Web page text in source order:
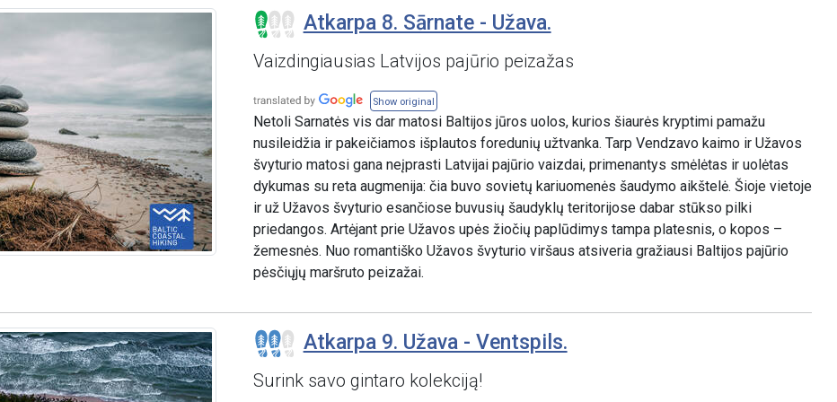
Atkarpa 8. Sārnate - Užava.
Vaizdingiausias Latvijos pajūrio peizažas
Show original
Netoli Sarnatės vis dar matosi Baltijos jūros uolos, kurios šiaurės kryptimi pamažu
nusileidžia ir pakeičiamos išplautos foredunių užtvanka. Tarp Vendzavo kaimo ir Užavos
švyturio matosi gana neįprasti Latvijai pajūrio vaizdai, primenantys smėlėtas ir uolėtas
dykumas su reta augmenija: čia buvo sovietų kariuomenės šaudymo aikštelė. Šioje vietoje
ir už Užavos švyturio esančiose buvusių šaudyklų teritorijose dabar stūkso pilki
priedangos. Artėjant prie Užavos upės žiočių paplūdimys tampa platesnis, o kopos –
žemesnės. Nuo romantiško Užavos švyturio viršaus atsiveria gražiausi Baltijos pajūrio
pėsčiųjų maršruto peizažai.
Atkarpa 9. Užava - Ventspils.
Surink savo gintaro kolekciją!